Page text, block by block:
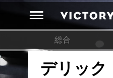
総合
デリック